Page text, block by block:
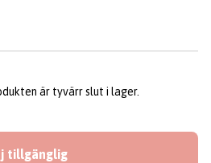
är tyvärr slut i lager.
tillgänglig